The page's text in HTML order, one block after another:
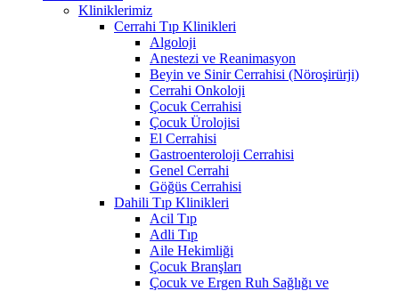
Kliniklerimiz
Cerrahi Tıp Klinikleri
Algoloji
Anestezi ve Reanimasyon
Beyin ve Sinir Cerrahisi (Nöroşirürji)
Cerrahi Onkoloji
Çocuk Cerrahisi
Çocuk Ürolojisi
El Cerrahisi
Gastroenteroloji Cerrahisi
Genel Cerrahi
Göğüs Cerrahisi
Dahili Tıp Klinikleri
Acil Tıp
Adli Tıp
Aile Hekimliği
Çocuk Branşları
Çocuk ve Ergen Ruh Sağlığı ve